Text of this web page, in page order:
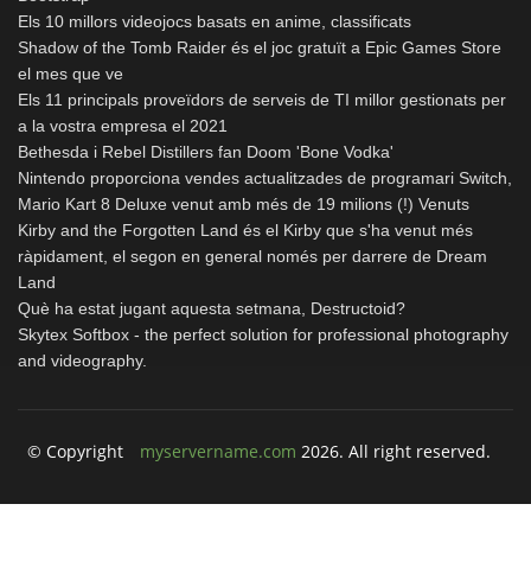
Els 10 millors videojocs basats en anime, classificats
Shadow of the Tomb Raider és el joc gratuït a Epic Games Store
el mes que ve
Els 11 principals proveïdors de serveis de TI millor gestionats per
a la vostra empresa el 2021
Bethesda i Rebel Distillers fan Doom 'Bone Vodka'
Nintendo proporciona vendes actualitzades de programari Switch,
Mario Kart 8 Deluxe venut amb més de 19 milions (!) Venuts
Kirby and the Forgotten Land és el Kirby que s'ha venut més
ràpidament, el segon en general només per darrere de Dream
Land
Què ha estat jugant aquesta setmana, Destructoid?
Skytex Softbox - the perfect solution for professional photography
and videography.
© Copyright myservername.com 2026. All right reserved.